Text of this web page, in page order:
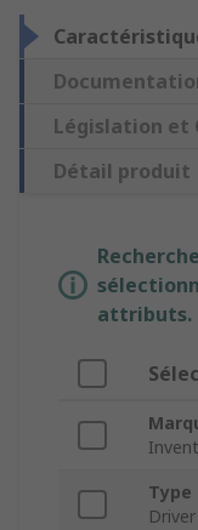
Législation et
Détail produit
attributs.
Type